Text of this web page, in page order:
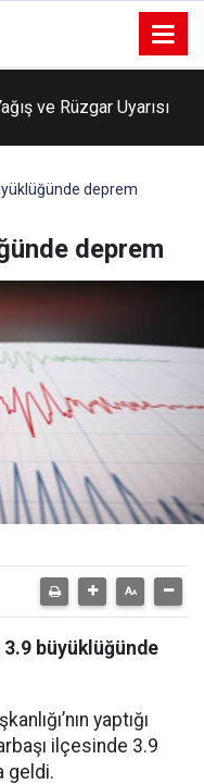
ve Rüzgar Uyarısı
deprem
deprem
3.9 büyüklüğünde
yaptığı
ilçesinde 3.9
geldi.